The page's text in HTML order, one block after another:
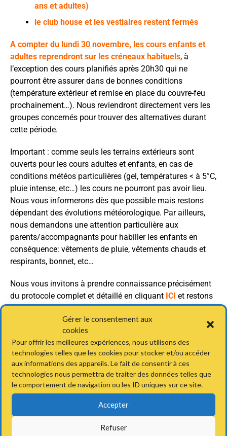
Gérer le consentement aux
cookies
Pour offrir les meilleures expériences, nous utilisons des
technologies telles que les cookies pour stocker et/ou accéder
aux informations des appareils. Le fait de consentir à ces
technologies nous permettra de traiter des données telles que
le comportement de navigation ou les ID uniques sur ce site.
Accepter
Refuser
ans et adultes)
le club house et les vestiaires restent fermés
A compter du lundi 30 novembre, les cours enfants et
adultes reprendront sur les créneaux habituels, à
l’exception des cours planifiés après 20h30 qui ne
pourront être assurer dans de bonnes conditions
(température extérieur et remise en place du couvre-feu
prochainement…). Nous reviendront directement vers les
groupes concernés pour trouver des alternatives durant
cette période.
Important : comme seuls les terrains extérieurs sont
ouverts pour les cours adultes et enfants, en cas de
conditions météos particulières (gel, températures < à 5°C,
pluie intense, etc…) les cours ne pourront pas avoir lieu.
Nous vous informerons dès que possible mais restons
dépendant des évolutions météorologique. Par ailleurs,
nous demandons une attention particulière aux
parents/accompagnants pour habiller les enfants en
conséquence: vêtements de pluie, vêtements chauds et
respirants, bonnet, etc…
Nous vous invitons à prendre connaissance précisément
du protocole complet et détaillé en cliquant ICI et restons
à votre disposition pour répondre à vos questions
Il est essentiel que chacun applique scrupuleusement les
consignes. Par défaut, chaque adhérent au TCSLP
s’engage à respecter les consignes et le protocole mis en
place.